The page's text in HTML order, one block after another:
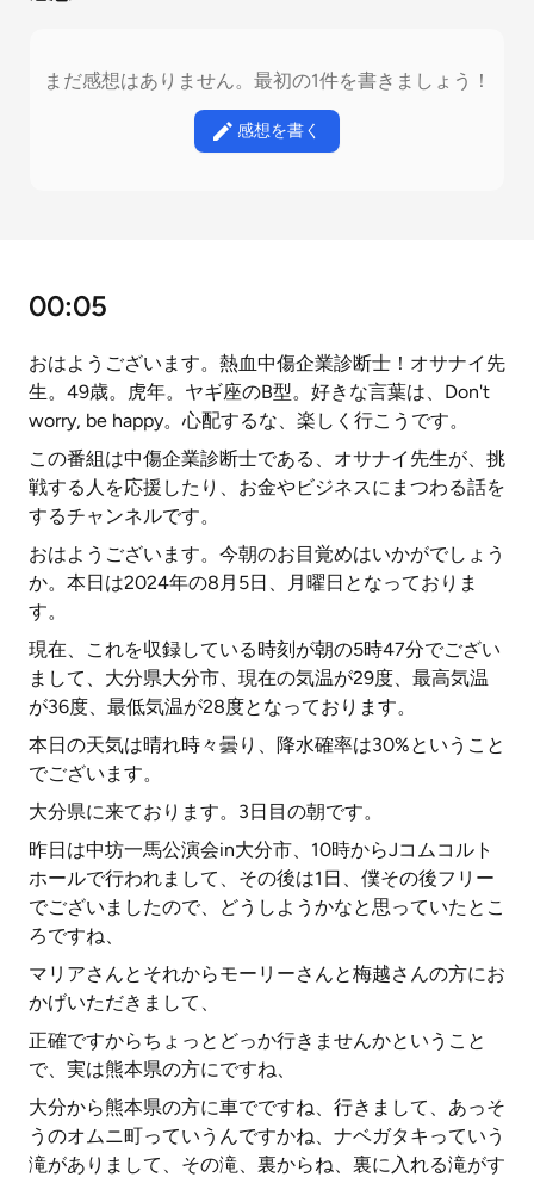
まだ感想はありません。最初の1件を書きましょう！
感想を書く
00:05
おはようございます。熱血中傷企業診断士！オサナイ先
生。49歳。虎年。ヤギ座のB型。好きな言葉は、Don't
worry, be happy。心配するな、楽しく行こうです。
この番組は中傷企業診断士である、オサナイ先生が、挑
戦する人を応援したり、お金やビジネスにまつわる話を
するチャンネルです。
おはようございます。今朝のお目覚めはいかがでしょう
か。本日は2024年の8月5日、月曜日となっておりま
す。
現在、これを収録している時刻が朝の5時47分でござい
まして、大分県大分市、現在の気温が29度、最高気温
が36度、最低気温が28度となっております。
本日の天気は晴れ時々曇り、降水確率は30%ということ
でございます。
大分県に来ております。3日目の朝です。
昨日は中坊一馬公演会in大分市、10時からJコムコルト
ホールで行われまして、その後は1日、僕その後フリー
でございましたので、どうしようかなと思っていたとこ
ろですね、
マリアさんとそれからモーリーさんと梅越さんの方にお
かげいただきまして、
正確ですからちょっとどっか行きませんかということ
で、実は熊本県の方にですね、
大分から熊本県の方に車でですね、行きまして、あっそ
うのオムニ町っていうんですかね、ナベガタキっていう
滝がありまして、その滝、裏からね、裏に入れる滝がす